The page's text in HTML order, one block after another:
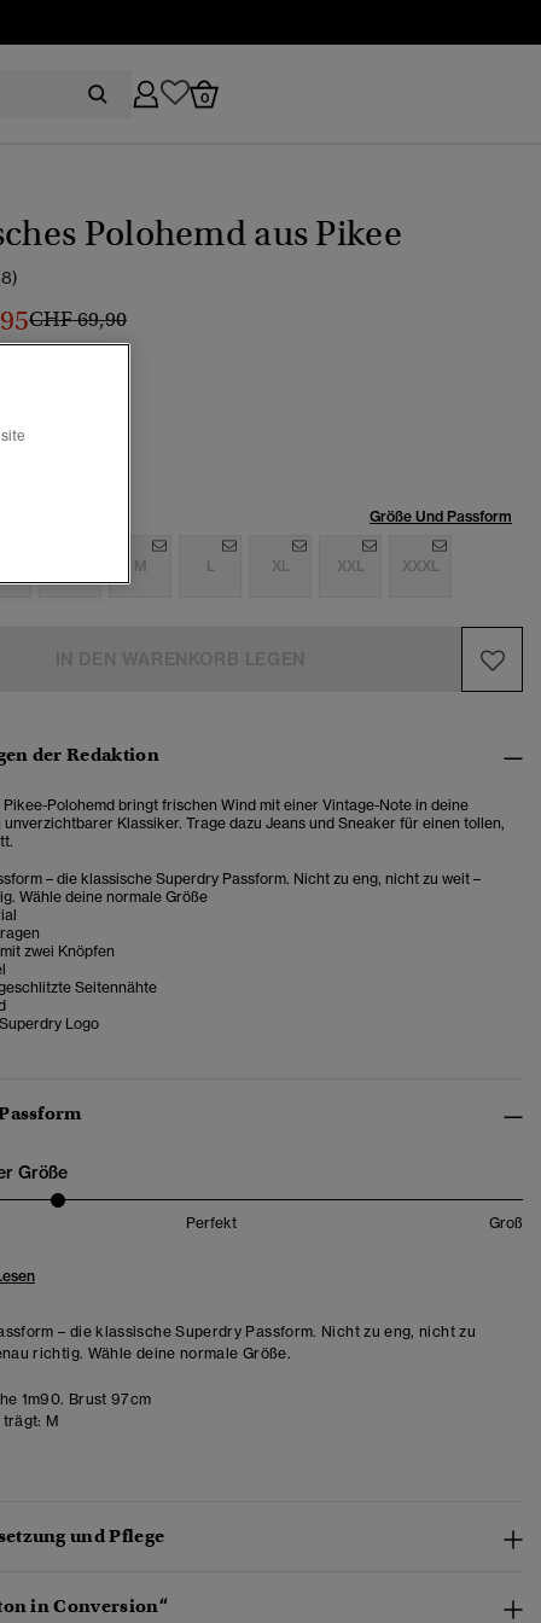
0
Polohemd aus Pikee
Preis wurde reduziert von
CHF 69,90bis
Größe Und Passform
M L XL XXL XXXL
der Redaktion
Pikee-Polohemd bringt frischen Wind mit einer Vintage-Note in deine
unverzichtbarer Klassiker. Trage dazu Jeans und Sneaker für einen tollen,
– die klassische Superdry Passform. Nicht zu eng, nicht zu weit –
Wähle deine normale Größe
zwei Knöpfen
Seitennähte
Logo
Größe
Perfekt Groß
– die klassische Superdry Passform. Nicht zu eng, nicht zu
richtig. Wähle deine normale Größe.
1m90. Brust 97cm
trägt: M
und Pflege
in Conversion“